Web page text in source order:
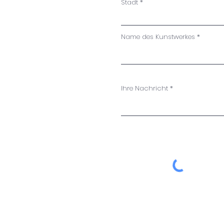
Stadt
Name des Kunstwerkes
Ihre Nachricht